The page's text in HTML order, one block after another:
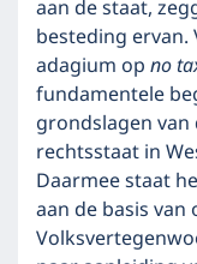
aan de staat,
besteding
adagium opno
fundamentele
grondslagen
rechtsstaat in
Daarmee staat
aan de basis